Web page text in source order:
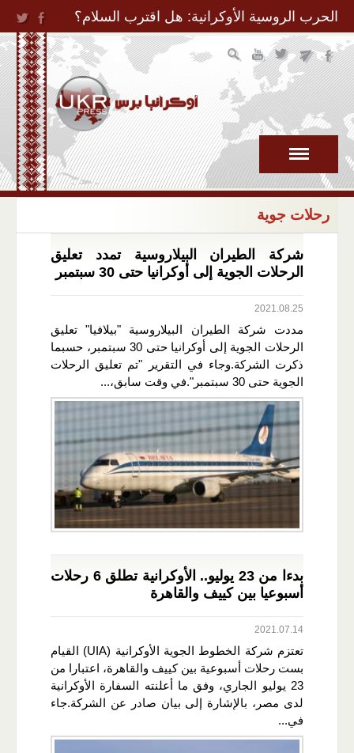
Jump to Navigation
الحرب الروسية الأوكرانية: هل اقترب السلام؟
رحلات جوية
شركة الطيران البيلاروسية تمدد تعليق
الرحلات الجوية إلى أوكرانيا حتى 30 سبتمبر
2021.08.25
مددت شركة الطيران البيلاروسية "بيلافيا" تعليق
الرحلات الجوية إلى أوكرانيا حتى 30 سبتمبر، حسبما
ذكرت الشركة.وجاء في التقرير "تم تعليق الرحلات
الجوية حتى 30 سبتمبر".في وقت سابق،...
بدءا من 23 يوليو.. الأوكرانية تطلق 6 رحلات
أسبوعيا بين كييف والقاهرة
2021.07.14
تعتزم شركة الخطوط الجوية الأوكرانية (UIA) القيام
بست رحلات أسبوعية بين كييف والقاهرة، اعتبارا من
23 يوليو الجاري، وفق ما أعلنته السفارة الأوكرانية
لدى مصر، بالإشارة إلى بيان صادر عن الشركة.جاء
في...